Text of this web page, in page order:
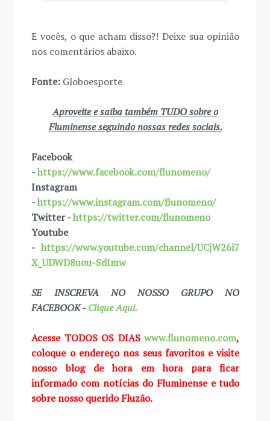
E vocês, o que acham disso?! Deixe sua opinião
nos comentários abaixo.
Fonte: Globoesporte
Aproveite e saiba também TUDO sobre o
Fluminense seguindo nossas redes sociais.
Facebook
-https://www.facebook.com/flunomeno/
Instagram
-https://www.instagram.com/flunomeno/
Twitter -https://twitter.com/flunomeno
Youtube
-https://www.youtube.com/channel/UCjW26i7
X_UDWD8uou-SdImw
SE INSCREVA NO NOSSO GRUPO NO
FACEBOOK -Clique Aqui.
Acesse TODOS OS DIASwww.flunomeno.com,
coloque o endereço nos seus favoritos e visite
nosso blog de hora em hora para ficar
informado com notícias do Fluminense e tudo
sobre nosso querido Fluzão.